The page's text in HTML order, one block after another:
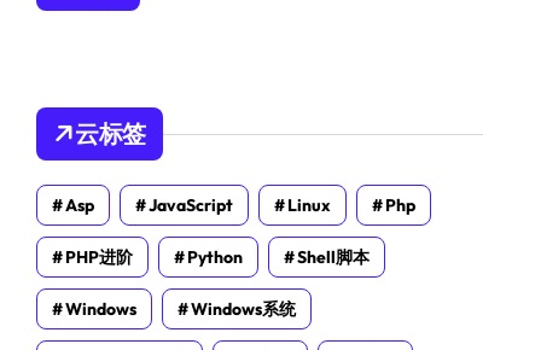
云标签
Asp JavaScript Linux Php
PHP进阶 Python Shell脚本
Windows Windows系统